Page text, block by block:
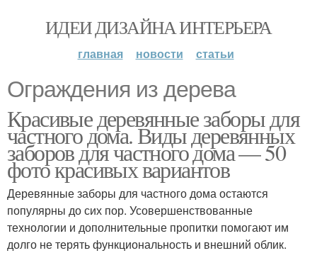
ИДЕИ ДИЗАЙНА ИНТЕРЬЕРА
главная новости статьи
Ограждения из дерева
Красивые деревянные заборы для
частного дома. Виды деревянных
заборов для частного дома — 50
фото красивых вариантов
Деревянные заборы для частного дома остаются
популярны до сих пор. Усовершенствованные
технологии и дополнительные пропитки помогают им
долго не терять функциональность и внешний облик.